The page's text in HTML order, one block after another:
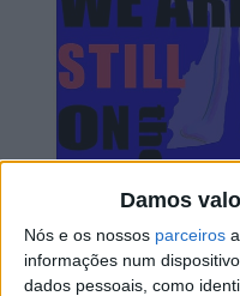
Damos
Nós e os nossos parceiros
informações num
dados pessoais, como